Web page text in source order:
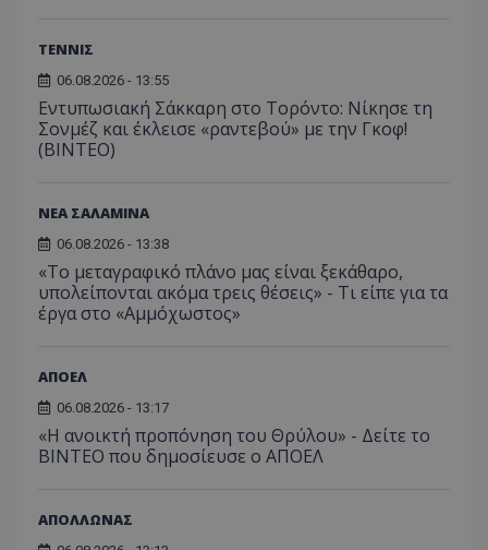
ΤΕΝΝΙΣ
06.08.2026 - 13:55
Εντυπωσιακή Σάκκαρη στο Τορόντο: Νίκησε τη
Σονμέζ και έκλεισε «ραντεβού» με την Γκοφ!
(ΒΙΝΤΕΟ)
ΝΕΑ ΣΑΛΑΜΙΝΑ
06.08.2026 - 13:38
«Το μεταγραφικό πλάνο μας είναι ξεκάθαρο,
υπολείπονται ακόμα τρεις θέσεις» - Τι είπε για τα
έργα στο «Αμμόχωστος»
ΑΠΟΕΛ
06.08.2026 - 13:17
«Η ανοικτή προπόνηση του Θρύλου» - Δείτε το
ΒΙΝΤΕΟ που δημοσίευσε ο ΑΠΟΕΛ
ΑΠΟΛΛΩΝΑΣ